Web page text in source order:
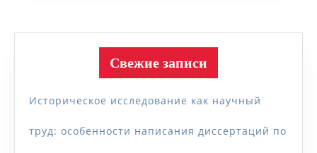
Свежие записи
Историческое исследование как научный
труд: особенности написания диссертаций по